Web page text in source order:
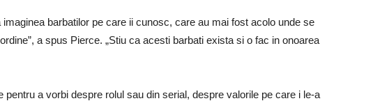
barbatilor pe care ii cunosc, care au mai fost acolo unde se
a spus Pierce. „Stiu ca acesti barbati exista si o fac in onoarea
a vorbi despre rolul sau din serial, despre valorile pe care i le-a